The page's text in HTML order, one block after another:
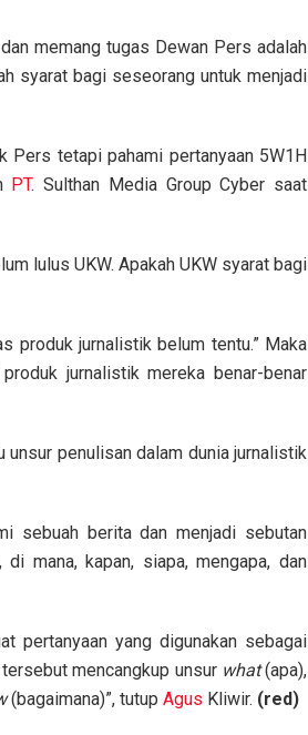
memang tugas Dewan Pers adalah
syarat bagi seseorang untuk menjadi
Pers tetapi pahami pertanyaan 5W1H
PT. Sulthan Media Group Cyber saat
lulus UKW. Apakah UKW syarat bagi
produk jurnalistik belum tentu.” Maka
jurnalistik mereka benar-benar
penulisan dalam dunia jurnalistik
sebuah berita dan menjadi sebutan
mana, kapan, siapa, mengapa, dan
pertanyaan yang digunakan sebagai
mencangkup unsur what(apa),
(bagaimana)”, tutup Agus Kliwir. (red)